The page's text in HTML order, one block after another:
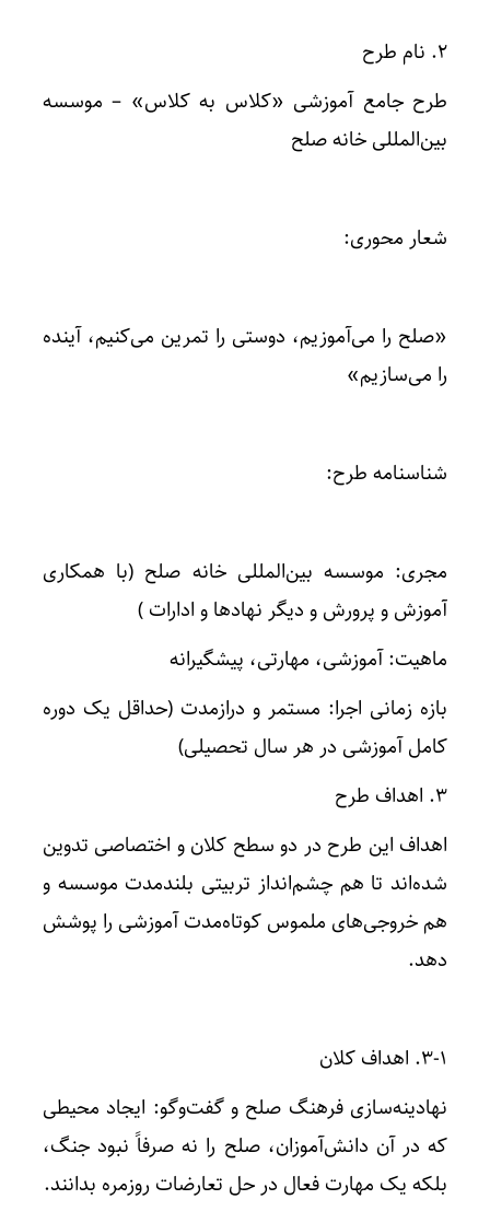
۲. نام طرح
طرح جامع آموزشی «کلاس به کلاس» – موسسه
بین‌المللی خانه صلح
شعار محوری:
«صلح را می‌آموزیم، دوستی را تمرین می‌کنیم، آینده
را می‌سازیم»
شناسنامه طرح:
مجری: موسسه بین‌المللی خانه صلح (با همکاری
آموزش و پرورش و دیگر نهادها و ادارات )
ماهیت: آموزشی، مهارتی، پیشگیرانه
بازه زمانی اجرا: مستمر و درازمدت (حداقل یک دوره
کامل آموزشی در هر سال تحصیلی)
۳. اهداف طرح
اهداف این طرح در دو سطح کلان و اختصاصی تدوین
شده‌اند تا هم چشم‌انداز تربیتی بلندمدت موسسه و
هم خروجی‌های ملموس کوتاه‌مدت آموزشی را پوشش
دهد.
۳-۱. اهداف کلان
نهادینه‌سازی فرهنگ صلح و گفت‌وگو: ایجاد محیطی
که در آن دانش‌آموزان، صلح را نه صرفاً نبود جنگ،
بلکه یک مهارت فعال در حل تعارضات روزمره بدانند.